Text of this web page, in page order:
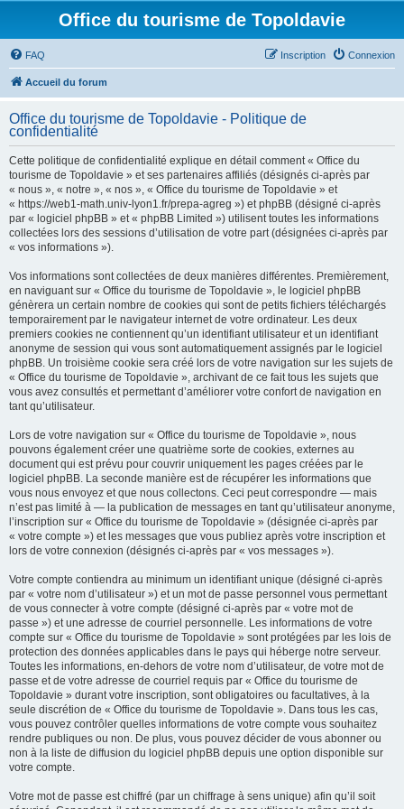
Office du tourisme de Topoldavie
FAQ Connexion
Inscription
Accueil du forum
Office du tourisme de Topoldavie - Politique de
confidentialité
Cette politique de confidentialité explique en détail comment « Office du
tourisme de Topoldavie » et ses partenaires affiliés (désignés ci-après par
« nous », « notre », « nos », « Office du tourisme de Topoldavie » et
« https://web1-math.univ-lyon1.fr/prepa-agreg ») et phpBB (désigné ci-après
par « logiciel phpBB » et « phpBB Limited ») utilisent toutes les informations
collectées lors des sessions d’utilisation de votre part (désignées ci-après par
« vos informations »).
Vos informations sont collectées de deux manières différentes. Premièrement,
en naviguant sur « Office du tourisme de Topoldavie », le logiciel phpBB
génèrera un certain nombre de cookies qui sont de petits fichiers téléchargés
temporairement par le navigateur internet de votre ordinateur. Les deux
premiers cookies ne contiennent qu’un identifiant utilisateur et un identifiant
anonyme de session qui vous sont automatiquement assignés par le logiciel
phpBB. Un troisième cookie sera créé lors de votre navigation sur les sujets de
« Office du tourisme de Topoldavie », archivant de ce fait tous les sujets que
vous avez consultés et permettant d’améliorer votre confort de navigation en
tant qu’utilisateur.
Lors de votre navigation sur « Office du tourisme de Topoldavie », nous
pouvons également créer une quatrième sorte de cookies, externes au
document qui est prévu pour couvrir uniquement les pages créées par le
logiciel phpBB. La seconde manière est de récupérer les informations que
vous nous envoyez et que nous collectons. Ceci peut correspondre — mais
n’est pas limité à — la publication de messages en tant qu’utilisateur anonyme,
l’inscription sur « Office du tourisme de Topoldavie » (désignée ci-après par
« votre compte ») et les messages que vous publiez après votre inscription et
lors de votre connexion (désignés ci-après par « vos messages »).
Votre compte contiendra au minimum un identifiant unique (désigné ci-après
par « votre nom d’utilisateur ») et un mot de passe personnel vous permettant
de vous connecter à votre compte (désigné ci-après par « votre mot de
passe ») et une adresse de courriel personnelle. Les informations de votre
compte sur « Office du tourisme de Topoldavie » sont protégées par les lois de
protection des données applicables dans le pays qui héberge notre serveur.
Toutes les informations, en-dehors de votre nom d’utilisateur, de votre mot de
passe et de votre adresse de courriel requis par « Office du tourisme de
Topoldavie » durant votre inscription, sont obligatoires ou facultatives, à la
seule discrétion de « Office du tourisme de Topoldavie ». Dans tous les cas,
vous pouvez contrôler quelles informations de votre compte vous souhaitez
rendre publiques ou non. De plus, vous pouvez décider de vous abonner ou
non à la liste de diffusion du logiciel phpBB depuis une option disponible sur
votre compte.
Votre mot de passe est chiffré (par un chiffrage à sens unique) afin qu’il soit